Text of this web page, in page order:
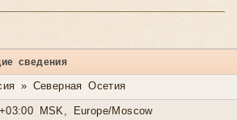
сведения
» Северная Осетия
MSK, Europe/Moscow